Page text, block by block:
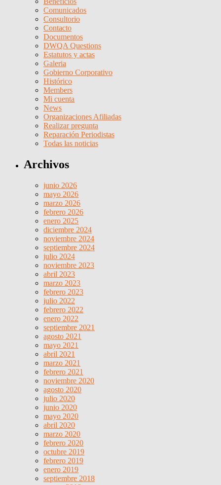
Comunicados
Consultorio
Contacto
Documentos
DWQA Questions
Estatutos y actas
Galeria
Gobierno Corporativo
Histórico
Members
Mi cuenta
News
Organizaciones Afiliadas
Realizar pregunta
Reparación Periodistas
Todas las noticias
Archivos
junio 2026
mayo 2026
marzo 2026
febrero 2026
enero 2025
diciembre 2024
noviembre 2024
septiembre 2024
julio 2024
noviembre 2023
abril 2023
marzo 2023
febrero 2023
julio 2022
febrero 2022
enero 2022
septiembre 2021
agosto 2021
mayo 2021
abril 2021
marzo 2021
febrero 2021
noviembre 2020
agosto 2020
julio 2020
junio 2020
mayo 2020
abril 2020
marzo 2020
febrero 2020
octubre 2019
febrero 2019
enero 2019
septiembre 2018